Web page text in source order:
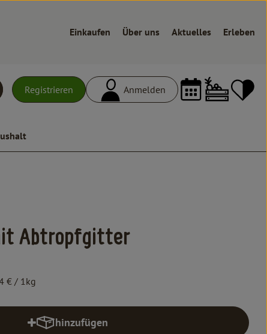
Einkaufen Über uns Aktuelles Erleben
Registrieren Anmelden
Abtropfgitter
€/ 1kg
hinzufügen
Produkt zum Warenkorb hinzufügen